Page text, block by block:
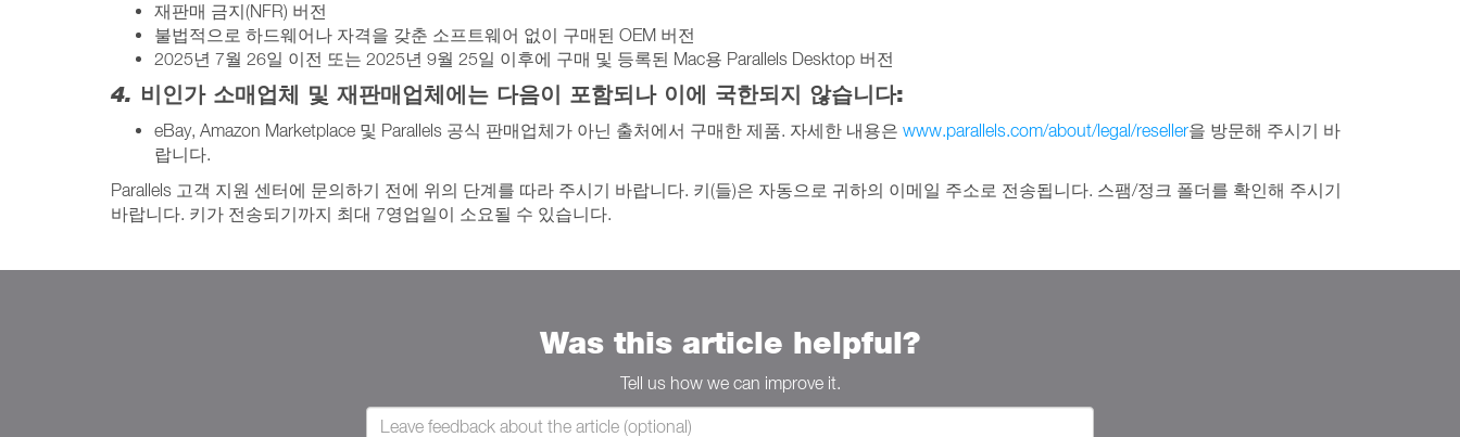
재판매 금지(NFR) 버전
불법적으로 하드웨어나 자격을 갖춘 소프트웨어 없이 구매된 OEM 버전
2025년 7월 26일 이전 또는 2025년 9월 25일 이후에 구매 및 등록된 Mac용 Parallels Desktop 버전
4. 비인가 소매업체 및 재판매업체에는 다음이 포함되나 이에 국한되지 않습니다:
eBay, Amazon Marketplace 및 Parallels 공식 판매업체가 아닌 출처에서 구매한 제품. 자세한 내용은 www.parallels.com/about/legal/reseller을 방문해 주시기 바
랍니다.
Parallels 고객 지원 센터에 문의하기 전에 위의 단계를 따라 주시기 바랍니다. 키(들)은 자동으로 귀하의 이메일 주소로 전송됩니다. 스팸/정크 폴더를 확인해 주시기
바랍니다. 키가 전송되기까지 최대 7영업일이 소요될 수 있습니다.
Was this article helpful?
Tell us how we can improve it.